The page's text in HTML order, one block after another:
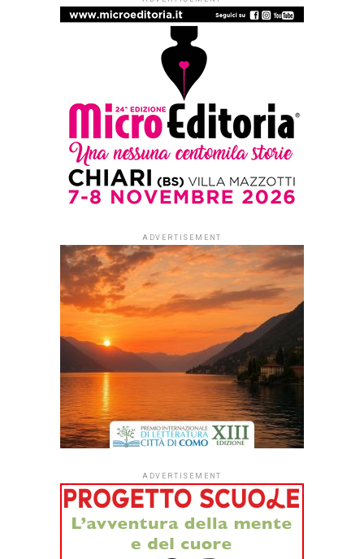
LO ZIBALDONE - RECENSIONI
Artificiale, il ritratto intimo di una
paternità ritrovata
Published 3 giorni ago on 3 Agosto 2026
Redazione Leggere:tutti
di Elena D’Alessandri
Per generazioni di italiani
Cino Tortorella è stato
Mago Zurlì, un’icona felice
della prima televisione
custodita nella memoria
collettiva, tra calzamaglie
lucide, brillantini e lo
Zecchino d’Oro dei primi
anni. Per suo figlio Guido
era semplicemente un
padre, da condividere con
milioni di bambini a bocca
aperta davanti allo schermo. Quando una figura così
ingombrante se ne va, per chi resta il lutto è un’eredità
intima fatta di conti sospesi, ricordi nitidi e parole mai
dette che nessuna nostalgia pubblica potrà mai saldare.
Artificiale edito da Baldini+Castoldi nella collana I Lemuri